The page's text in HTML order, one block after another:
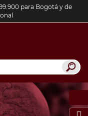
para Bogotá y de